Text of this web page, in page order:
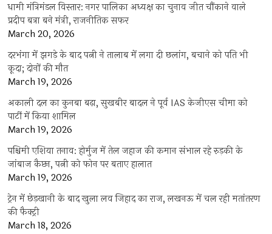
धामी मंत्रिमंडल विस्तार: नगर पालिका अध्यक्ष का चुनाव जीत चौंकाने वाले
प्रदीप बत्रा बने मंत्री, राजनीतिक सफर
March 20, 2026
दरभंगा में झगड़े के बाद पत्नी ने तालाब में लगा दी छलांग, बचाने को पति भी
कूदा; दोनों की मौत
March 19, 2026
अकाली दल का कुनबा बढ़ा, सुखबीर बादल ने पूर्व IAS केजीएस चीमा को
पार्टी में किया शामिल
March 19, 2026
पश्चिमी एशिया तनाव: होर्मुज में तेल जहाज की कमान संभाल रहे रुड़की के
जांबाज कैप्टन, पत्नी को फोन पर बताए हालात
March 19, 2026
ट्रेन में छेड़खानी के बाद खुला लव जिहाद का राज, लखनऊ में चल रही मतांतरण
की फैक्ट्री
March 18, 2026